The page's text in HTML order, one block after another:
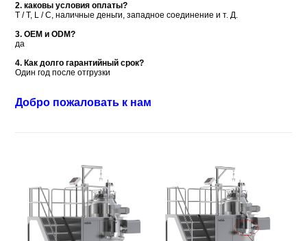
2. каковы условия оплаты?
T / T, L / C, наличные деньги, западное соединение и т. Д.
3. OEM и ODM?
да
4. Как долго гарантийный срок?
Один год после отгрузки
Добро пожаловать к нам